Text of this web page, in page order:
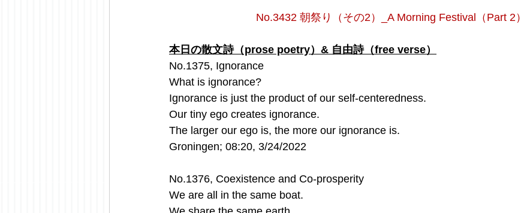
No.3432 朝祭り（その2）_A Morning Festival（Part 2）
本日の散文詩（prose poetry）& 自由詩（free verse）
No.1375, Ignorance
What is ignorance?
Ignorance is just the product of our self-centeredness.
Our tiny ego creates ignorance.
The larger our ego is, the more our ignorance is.
Groningen; 08:20, 3/24/2022
No.1376, Coexistence and Co‐prosperity
We are all in the same boat.